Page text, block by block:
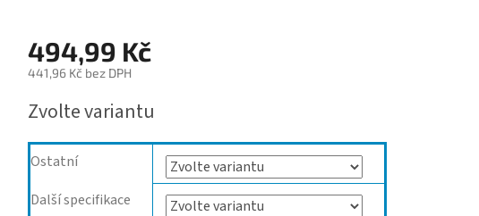
494,99 Kč
441,96 Kč bez DPH
cena:
Zvolte variantu
Ostatní
Další specifikace